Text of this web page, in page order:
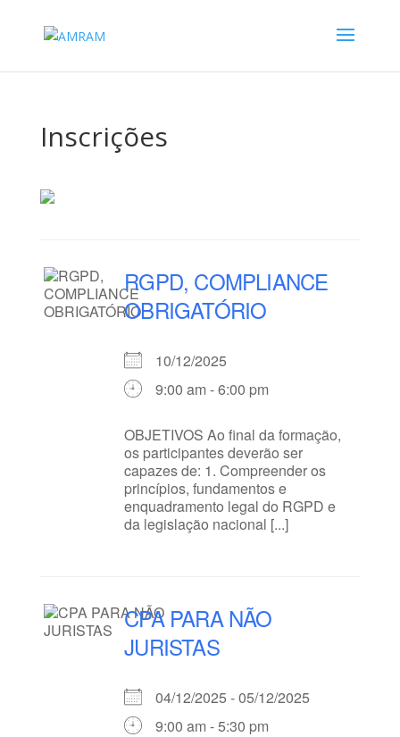
Inscrições
RGPD, COMPLIANCE
OBRIGATÓRIO
10/12/2025
9:00 am - 6:00 pm
OBJETIVOS Ao final da formação,
os participantes deverão ser
capazes de: 1. Compreender os
princípios, fundamentos e
enquadramento legal do RGPD e
da legislação nacional [...]
CPA PARA NÃO
JURISTAS
04/12/2025 - 05/12/2025
9:00 am - 5:30 pm